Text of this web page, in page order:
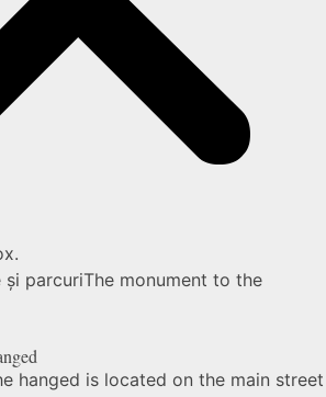
și parcuriThe monument to the
hanged is located on the main street